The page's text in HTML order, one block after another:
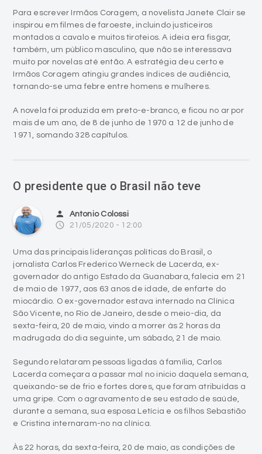
também, um público masculino, que não se interessava
muito por novelas até então. A estratégia deu certo e
Irmãos Coragem atingiu grandes índices de audiência,
tornando-se uma febre entre homens e mulheres.
A novela foi produzida em preto-e-branco, e ficou no ar por
mais de um ano, de 8 de junho de 1970 a 12 de junho de
access_time 21/05/2020 - 12:00
Uma das principais lideranças políticas do Brasil, o
jornalista Carlos Frederico Werneck de Lacerda, ex-
de maio de 1977, aos 63 anos de idade, de enfarte do
miocárdio. O ex-governador estava internado na Clínica
São Vicente, no Rio de Janeiro, desde o meio-dia, da
sexta-feira, 20 de maio, vindo a morrer às 2 horas da
madrugada do dia seguinte, um sábado, 21 de maio.
Segundo relataram pessoas ligadas à família, Carlos
Lacerda começara a passar mal no inicio daquela semana,
uma gripe. Com o agravamento de seu estado de saúde,
durante a semana, sua esposa Letícia e os filhos Sebastião
e Cristina internaram-no na clínica.
Às 22 horas, da sexta-feira, 20 de maio, as condições de
saúde do ex-governador chegaram a ser consideradas